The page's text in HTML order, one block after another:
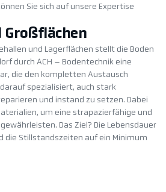
Sie sich auf unsere Expertise
und Lagerflächen stellt die Boden
durch ACH – Bodentechnik eine
die den kompletten Austausch
spezialisiert, auch stark
und instand zu setzen. Dabei
um eine strapazierfähige und
Das Ziel? Die Lebensdauer
die Stillstandszeiten auf ein Minimum